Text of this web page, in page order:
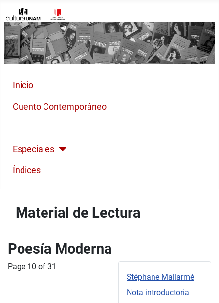
Inicio
Cuento Contemporáneo
Especiales
Índices
Material de Lectura
Poesía Moderna
Stéphane Mallarmé
Nota introductoria
Page 10 of 31